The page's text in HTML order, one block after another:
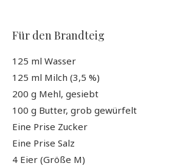
Für den Brandteig
125 ml Wasser
125 ml Milch (3,5 %)
200 g Mehl, gesiebt
100 g Butter, grob gewürfelt
Eine Prise Zucker
Eine Prise Salz
4 Eier (Größe M)